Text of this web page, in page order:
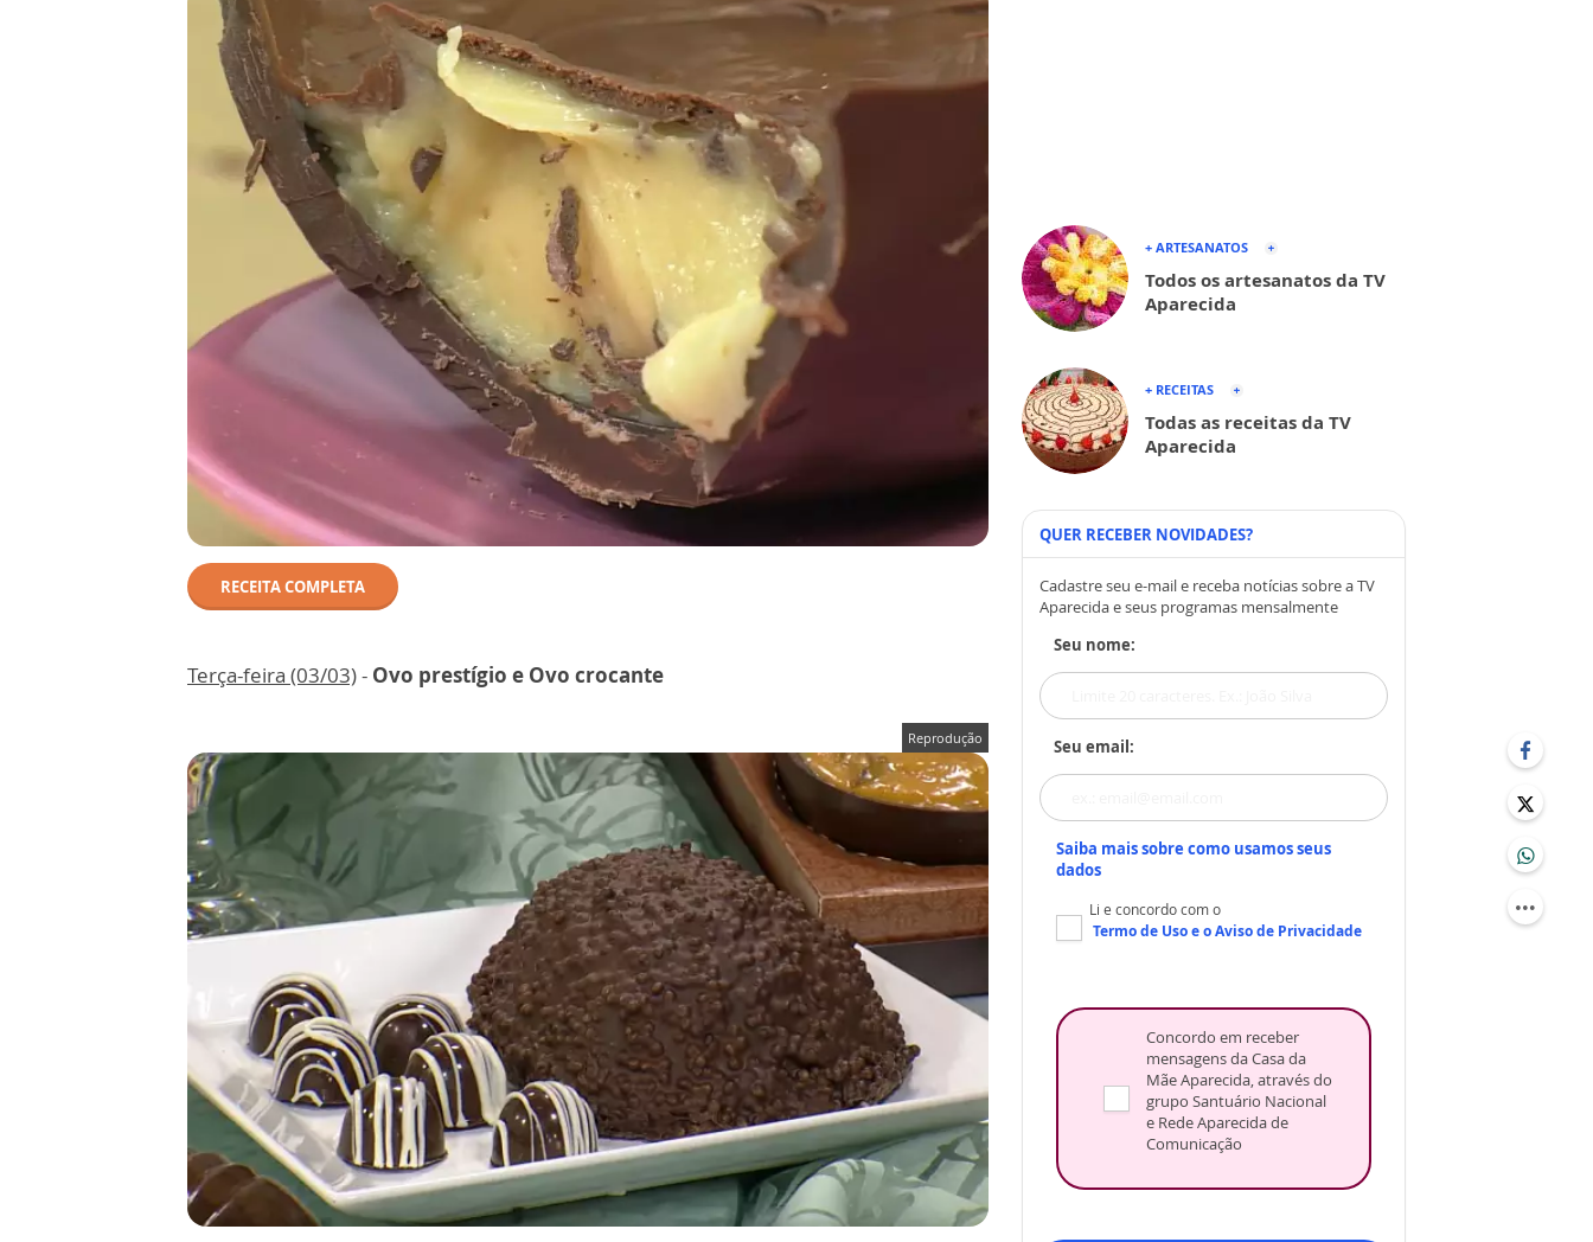
RECEITA COMPLETA
Terça-feira (03/03)- Ovo prestígio e Ovo crocante
Reprodução
+ ARTESANATOS
Todos os artesanatos da TV
Aparecida
+ RECEITAS
Todas as receitas da TV
Aparecida
QUER RECEBER NOVIDADES?
Cadastre seu e-mail e receba notícias sobre a TV
Aparecida e seus programas mensalmente
Seu nome:
Seu email:
Saiba mais sobre como usamos seus
dados
Li e concordo com o
Termo de Usoe oAviso de Privacidade
Concordo em receber
mensagens da Casa da
Mãe Aparecida, através do
grupo Santuário Nacional
e Rede Aparecida de
Comunicação